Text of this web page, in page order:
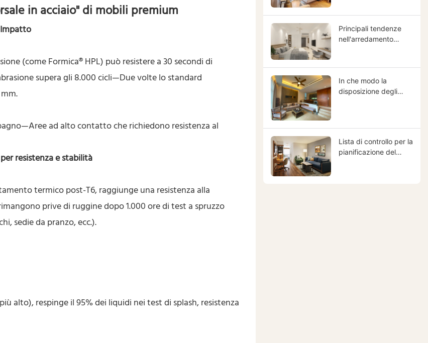
in acciaio" di mobili premium
(come Formica® HPL) può resistere a 30 secondi di
supera gli 8.000 cicli—Due volte lo standard
ad alto contatto che richiedono resistenza al
resistenza e stabilità
termico post-T6, raggiunge una resistenza alla
prive di ruggine dopo 1.000 ore di test a spruzzo
sedie da pranzo, ecc.).
alto), respinge il 95% dei liquidi nei test di splash, resistenza
vostro
Principali tendenze
nell'arredamento
vostri arredi
In che modo la
disposizione degli
ospiti e sul ritorno
sull'investimento (ROI)
Lista di controllo per la
pianificazione del